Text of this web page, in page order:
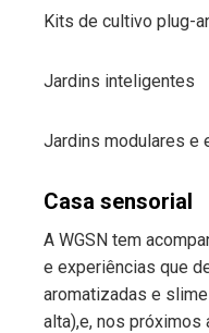
Kits de cultivo plug-
Jardins inteligentes
Jardins modulares e
Casa sensorial
A WGSN tem
e experiências que
aromatizadas e
alta),e, nos próximos